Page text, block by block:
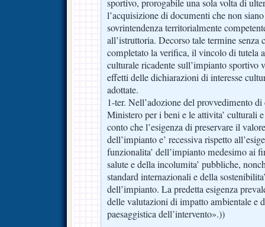
sportivo, prorogabile una sola volta di
l’acquisizione di documenti che non
sovrintendenza territorialmente
all’istruttoria. Decorso tale termine
completato la verifica, il vincolo di tutela
culturale ricadente sull’impianto sportivo
effetti delle dichiarazioni di interesse
adottate.
1-ter. Nell’adozione del provvedimento
Ministero per i beni e le attivita’ culturali
conto che l’esigenza di preservare il
dell’impianto e’ recessiva rispetto
funzionalita’ dell’impianto medesimo ai
salute e della incolumita’ pubbliche,
standard internazionali e della
dell’impianto. La predetta esigenza
delle valutazioni di impatto ambientale e
paesaggistica dell’intervento».))